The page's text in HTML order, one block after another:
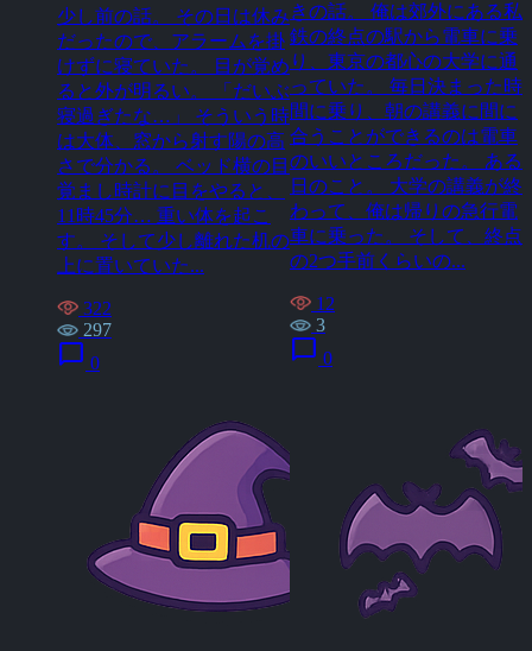
少し前の話。 その日は休み
だったので、アラームを掛
けずに寝ていた。 目が覚め
ると外が明るい。 「だいぶ
寝過ぎたな…」 そういう時
は大体、窓から射す陽の高
さで分かる。 ベッド横の目
覚まし時計に目をやると、
11時45分… 重い体を起こ
す。 そして少し離れた机の
上に置いていた...
322
297
chat_bubble 0
きの話。 俺は郊外にある私
鉄の終点の駅から電車に乗
り、東京の都心の大学に通
っていた。 毎日決まった時
間に乗り、朝の講義に間に
合うことができるのは電車
のいいところだった。 ある
日のこと。 大学の講義が終
わって、俺は帰りの急行電
車に乗った。 そして、終点
の2つ手前くらいの...
12
3
chat_bubble 0